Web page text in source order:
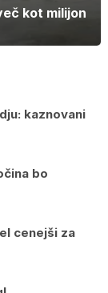
kot milijon
kaznovani
bo
cenejši za